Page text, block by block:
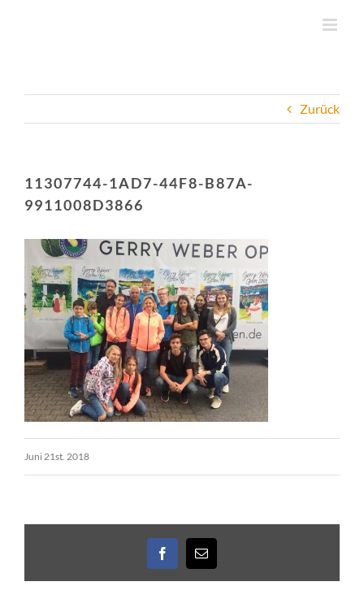
Zurück
11307744-1AD7-44F8-B87A-
9911008D3866
Juni 21st. 2018
Facebook
E-
Mail